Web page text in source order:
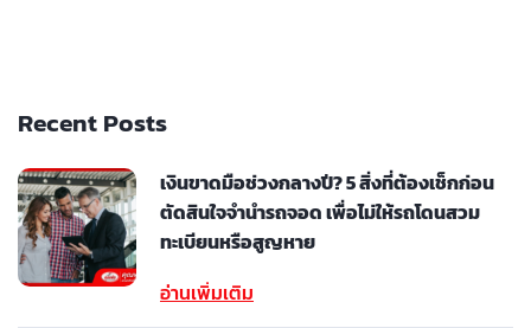
Recent Posts
เงินขาดมือช่วงกลางปี? 5 สิ่งที่ต้องเช็กก่อน
ตัดสินใจจำนำรถจอด เพื่อไม่ให้รถโดนสวม
ทะเบียนหรือสูญหาย
อ่านเพิ่มเติม